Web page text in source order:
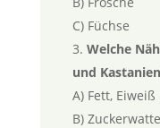
C) Füchse
Welche
und
A) Fett,
B)